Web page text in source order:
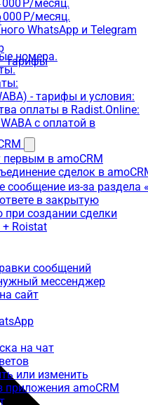
тарифы
первым в amoCRM
сделок в
сообщение из-за раздела
в закрытую
при создании сделки
Roistat
сообщений
мессенджер
сайт
на чат
или изменить
приложения amoCRM
Р/месяц.
Р/месяц.
WhatsApp и Telegram
номера.
- тарифы и условия:
оплаты в Radist.Online:
с оплатой в